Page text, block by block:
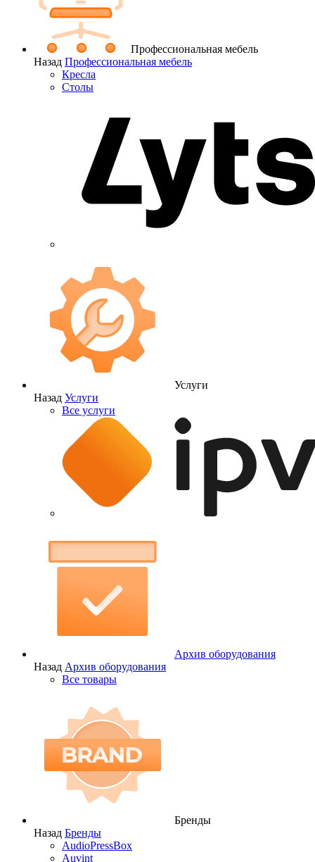
Профессиональная мебель
Назад Профессиональная мебель
Кресла
Столы
Услуги
Назад Услуги
Все услуги
Архив оборудования
Назад Архив оборудования
Все товары
Бренды
Назад Бренды
AudioPressBox
Auvint